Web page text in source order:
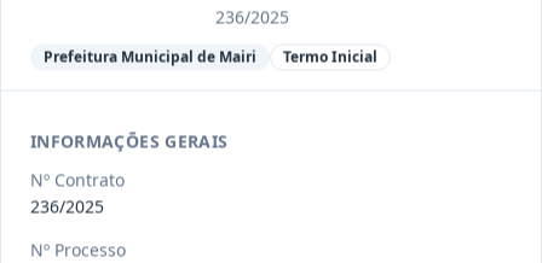
Termo
contrato a contratação de emp
Situação
236/2025
Prefeitura Municipal de Mairi Termo Inicial
INFORMAÇÕES GERAIS
Nº Contrato
236/2025
Nº Processo